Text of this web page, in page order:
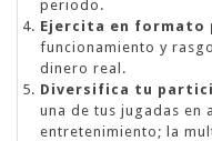
periodo.
Ejercita en formato
funcionamiento y
dinero real.
Diversifica tu
una de tus jugadas en
entretenimiento; la